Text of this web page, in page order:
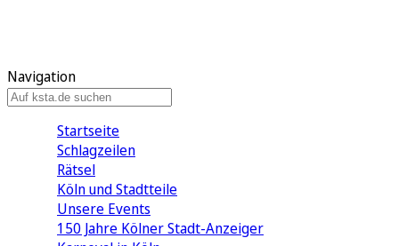
Navigation
Startseite
Schlagzeilen
Rätsel
Köln und Stadtteile
Unsere Events
150 Jahre Kölner Stadt-Anzeiger